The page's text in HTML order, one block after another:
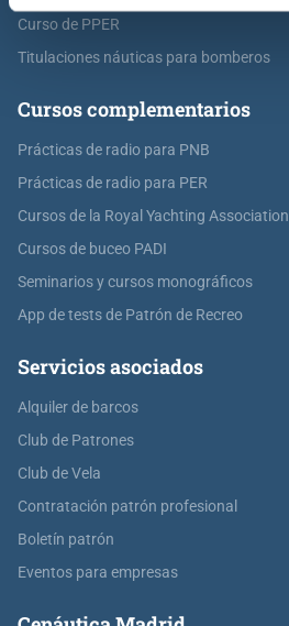
Curso de PPER
Titulaciones náuticas para bomberos
Cursos complementarios
Prácticas de radio para PNB
Prácticas de radio para PER
Cursos de la Royal Yachting Association
Cursos de buceo PADI
Seminarios y cursos monográficos
App de tests de Patrón de Recreo
Servicios asociados
Alquiler de barcos
Club de Patrones
Club de Vela
Contratación patrón profesional
Boletín patrón
Eventos para empresas